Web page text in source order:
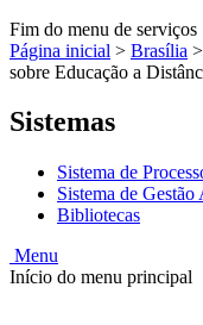
Fim do menu de serviços
Página inicial > Brasília >
sobre Educação a
Sistemas
Sistema de
Sistema de Gestão
Bibliotecas
Menu
Início do menu principal